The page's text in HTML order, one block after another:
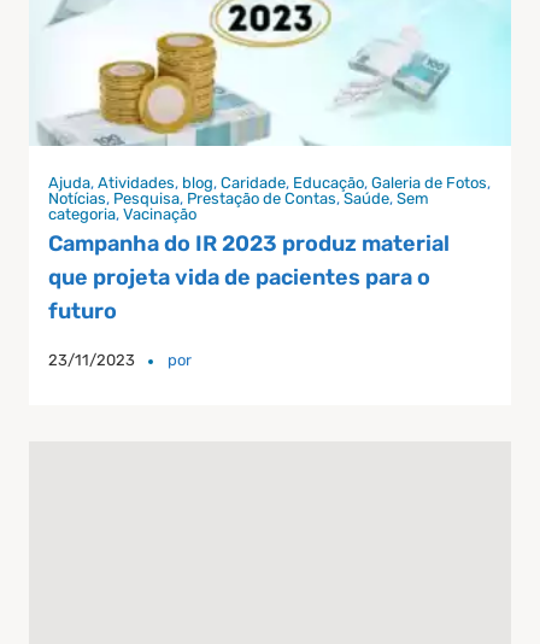
Ajuda, Atividades, blog, Caridade, Educação, Galeria de Fotos,
Notícias, Pesquisa, Prestação de Contas, Saúde, Sem
categoria, Vacinação
Campanha do IR 2023 produz material
que projeta vida de pacientes para o
futuro
23/11/2023 por